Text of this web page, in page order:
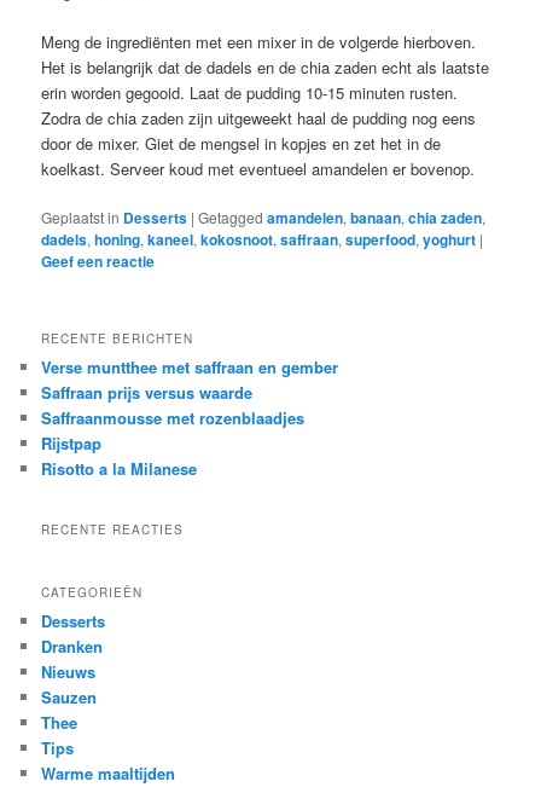
Meng de ingrediënten met een mixer in de volgerde hierboven.
Het is belangrijk dat de dadels en de chia zaden echt als laatste
erin worden gegooid. Laat de pudding 10-15 minuten rusten.
Zodra de chia zaden zijn uitgeweekt haal de pudding nog eens
door de mixer. Giet de mengsel in kopjes en zet het in de
koelkast. Serveer koud met eventueel amandelen er bovenop.
Geplaatst in Desserts |Getagged amandelen,banaan,chia zaden,
dadels,honing,kaneel,kokosnoot,saffraan,superfood,yoghurt |
Geef een reactie
RECENTE BERICHTEN
Verse muntthee met saffraan en gember
Saffraan prijs versus waarde
Saffraanmousse met rozenblaadjes
Rijstpap
Risotto a la Milanese
RECENTE REACTIES
CATEGORIEËN
Desserts
Dranken
Nieuws
Sauzen
Thee
Tips
Warme maaltijden